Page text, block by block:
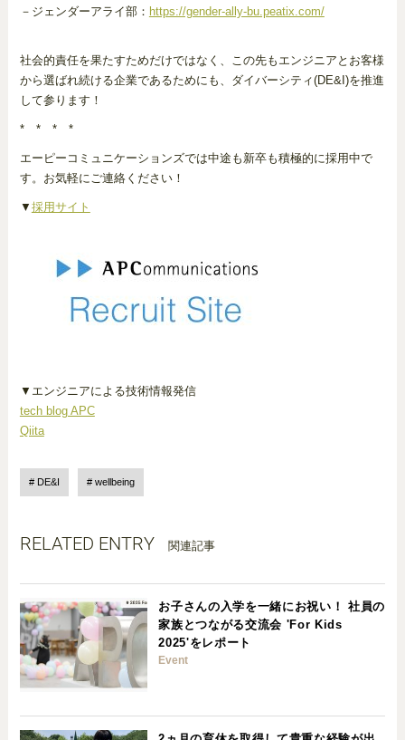
－ジェンダーアライ部： https://gender-ally-bu.peatix.com/
社会的責任を果たすためだけではなく、この先もエンジニアとお客様
から選ばれ続ける企業であるためにも、ダイバーシティ(DE&I)を推進
して参ります！
* * * *
エーピーコミュニケーションズでは中途も新卒も積極的に採用中で
す。お気軽にご連絡ください！
▼ 採用サイト
▼エンジニアによる技術情報発信
tech blog APC
Qiita
DE&I wellbeing
RELATED ENTRY 関連記事
お子さんの入学を一緒にお祝い！ 社員の
家族とつながる交流会 'For Kids
2025'をレポート
Event